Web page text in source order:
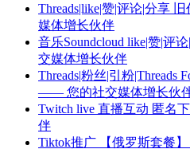
Threads|like|赞|评论|分享
媒体增长伙伴
音乐Soundcloud like|赞|
交媒体增长伙伴
Threads|粉丝|引粉|Threads
—— 您的社交媒体增长伙
Twitch live 直播互动 匿名
伴
Tiktok推广 【俄罗斯套餐